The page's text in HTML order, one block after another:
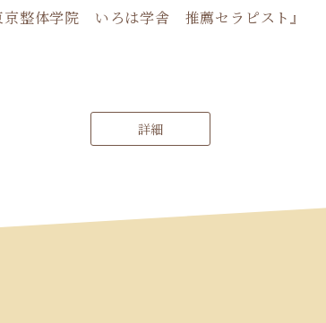
京整体学院 いろは学舎 推薦セラピスト』
詳細